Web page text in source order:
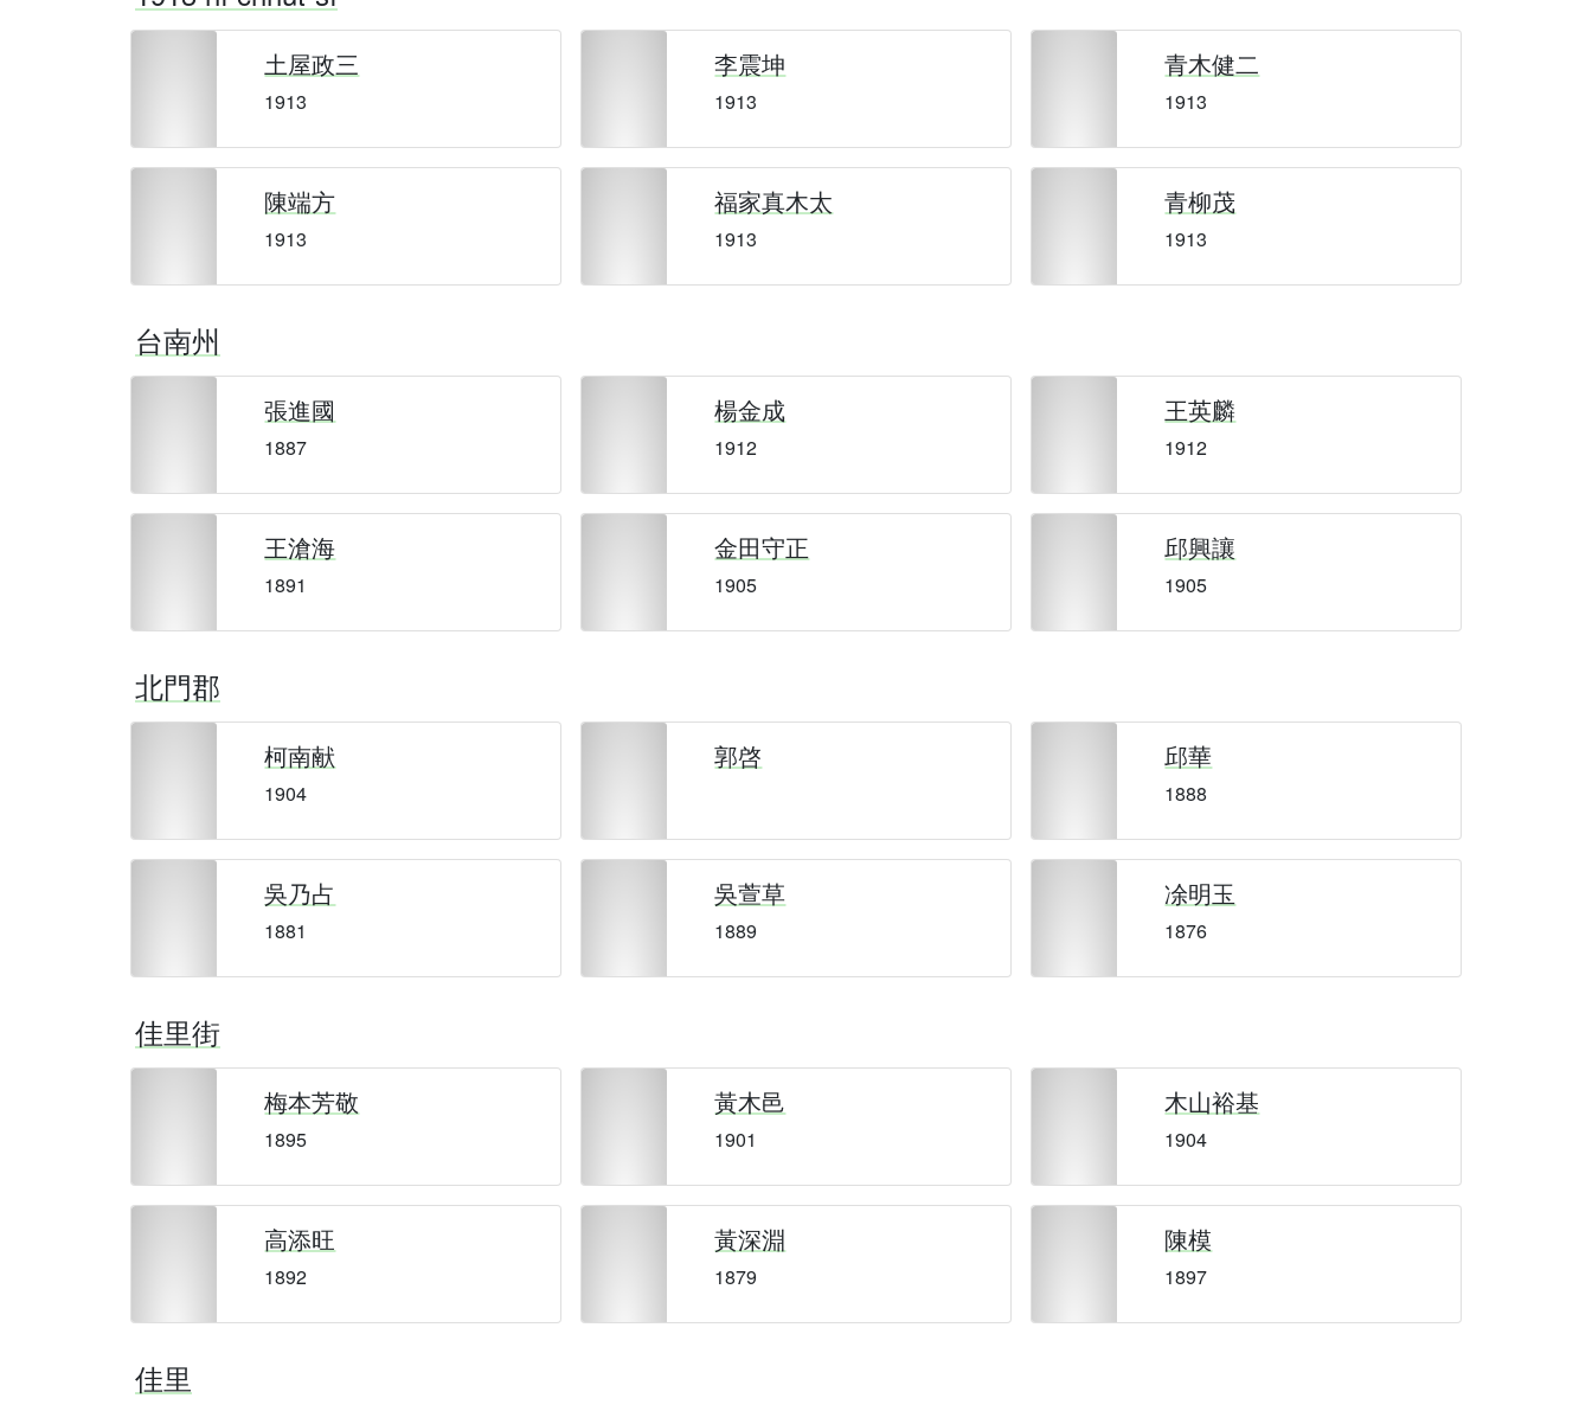
土屋政三
1913
李震坤
1913
青木健二
1913
陳端方
1913
福家真木太
1913
青柳茂
1913
台南州
張進國
1887
楊金成
1912
王英麟
1912
王滄海
1891
金田守正
1905
邱興讓
1905
北門郡
柯南献
1904
郭啓 邱華
1888
吳乃占
1881
吳萱草
1889
凃明玉
1876
佳里街
梅本芳敬
1895
黃木邑
1901
木山裕基
1904
高添旺
1892
黃深淵
1879
陳模
1897
佳里